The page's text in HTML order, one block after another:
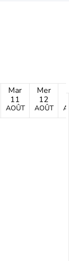
Mar
11
AOÛT
Mer
12
AOÛT